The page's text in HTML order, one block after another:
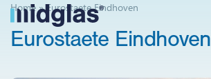
Home»Eurostaete Eindhoven
Eurostaete Eindhoven